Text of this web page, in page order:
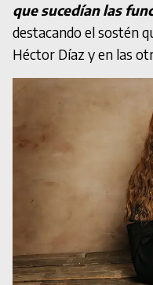
que sucedían las
destacando el sostén
Héctor Díaz y en las